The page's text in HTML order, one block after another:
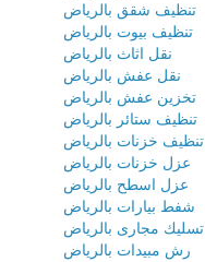
تنظيف شقق بالرياض
تنظيف بيوت بالرياض
نقل اثاث بالرياض
نقل عفش بالرياض
تخزين عفش بالرياض
تنظيف ستائر بالرياض
تنظيف خزنات بالرياض
عزل خزنات بالرياض
عزل اسطح بالرياض
شفط بيارات بالرياض
تسليك مجارى بالرياض
رش مبيدات بالرياض